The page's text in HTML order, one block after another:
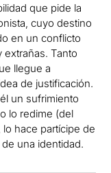
que pide la
cuyo destino
en un conflicto
extrañas.Tanto
llegue a
de justificación.
un sufrimiento
lo redime (del
hace partícipe de
una identidad.